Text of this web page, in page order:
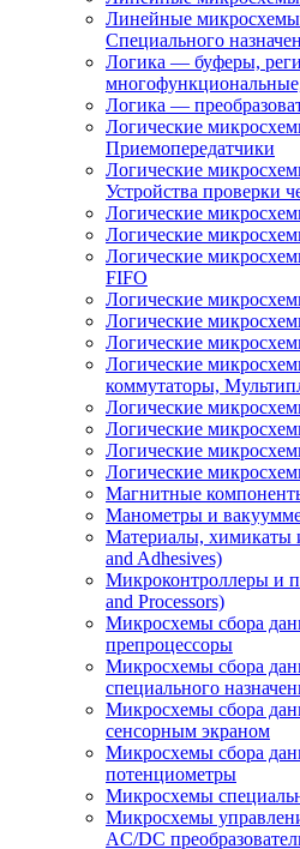
Линейные
Специального
Логика — буферы,
Логика —
Логические
Приемопередатчики
Логические
Устройства проверки
Логические
Логические
Логические
FIFO
Логические
Логические
Логические
Логические
коммутаторы,
Логические
Логические
Логические
Логические
Магнитные
Манометры и
Материалы, химикаты
and Adhesives)
Микроконтроллеры и
and Processors)
Микросхемы сбора
препроцессоры
Микросхемы сбора
специального
Микросхемы сбора
сенсорным экраном
Микросхемы сбора
потенциометры
Микросхемы
Микросхемы
AC/DC